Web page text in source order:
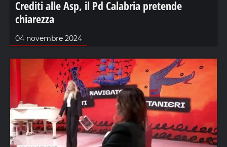
Crediti alle Asp, il Pd Calabria pretende
chiarezza
04 novembre 2024